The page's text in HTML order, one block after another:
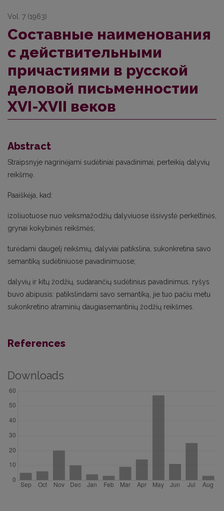
Vol. 7 (1963)
Составные наименования
с действительными
причастиями в русской
деловой письменностии
XVI-XVII веков
Abstract
Straipsnyje nagrinėjami sudėtiniai pavadinimai, perteikią dalyvių
reikšmę.
Paaiškėja, kad:
izoliuotuose nuo veiksmažodžių dalyviuose išsivystė perkeltinės,
grynai kokybinės reikšmės;
turėdami daugelį reikšmių, dalyviai patikslina, sukonkretina savo
semantiką sudėtiniuose pavadinimuose;
dalyvių ir kitų žodžių, sudarančių sudėtinius pavadinimus, ryšys
buvo abipusis: patikslindami savo semantiką, jie tuo pačiu metu
sukonkretino atraminių daugiasemantinių žodžių reikšmes.
References
Downloads